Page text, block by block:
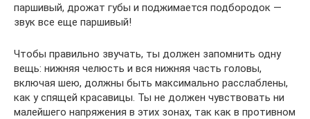
паршивый, дрожат губы и поджимается подбородок —
звук все еще паршивый!
Чтобы правильно звучать, ты должен запомнить одну
вещь: нижняя челюсть и вся нижняя часть головы,
включая шею, должны быть максимально расслаблены,
как у спящей красавицы. Ты не должен чувствовать ни
малейшего напряжения в этих зонах, так как в противном